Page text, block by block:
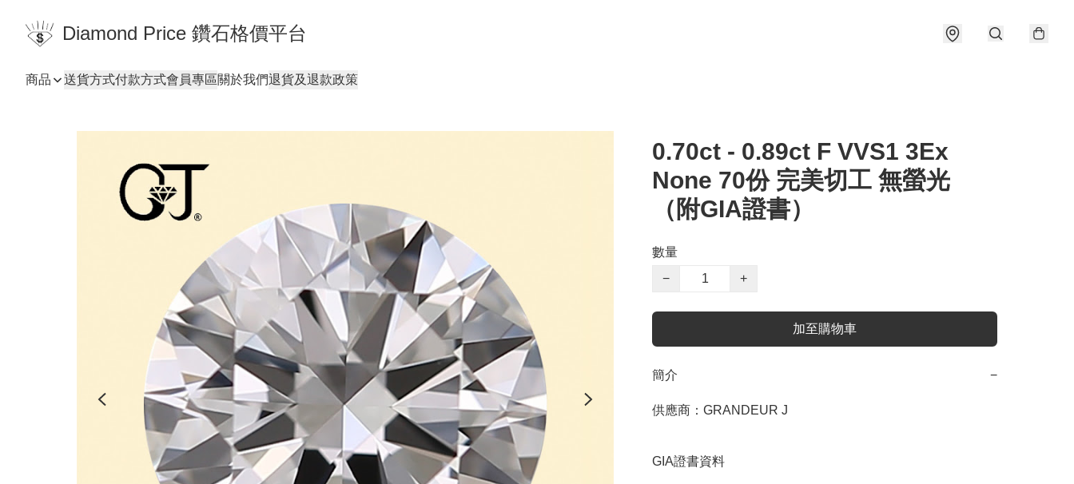
Diamond Price 鑽石格價平台
商品 送貨方式付款方式會員專區關於我們退貨及退款政策
0.70ct - 0.89ct F VVS1 3Ex
None 70份 完美切工 無螢光
（附GIA證書）
數量
−
+
加至購物車
簡介 −
供應商：GRANDEUR J
GIA證書資料